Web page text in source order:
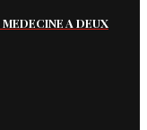
A DEUX